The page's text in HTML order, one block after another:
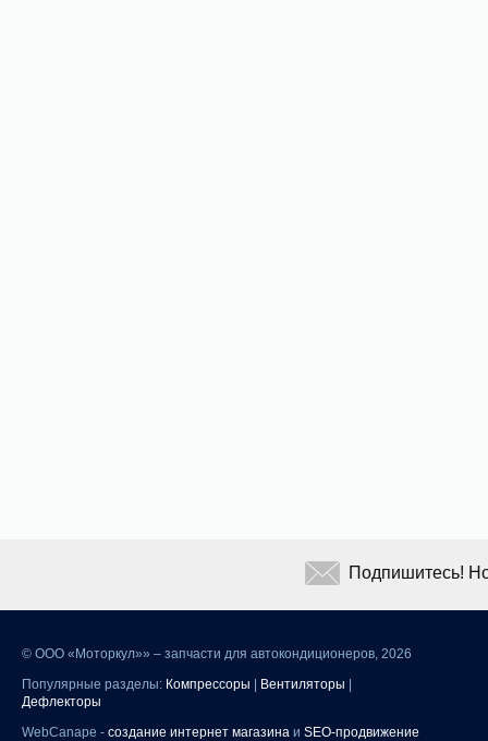
© ООО «Моторкул»» – запчасти для автокондиционеров, 2026
Популярные разделы: Компрессоры Вентиляторы
Дефлекторы
WebCanape - создание интернет магазина и SEO-продвижение
Подпишитесь!